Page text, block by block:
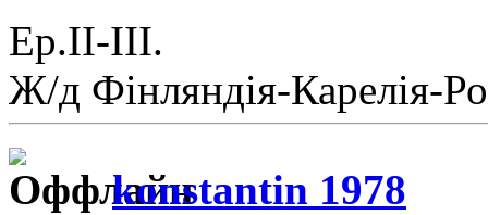
Ер.II-III.
Ж/д Фiнляндiя-Карелiя-
konstantin 1978